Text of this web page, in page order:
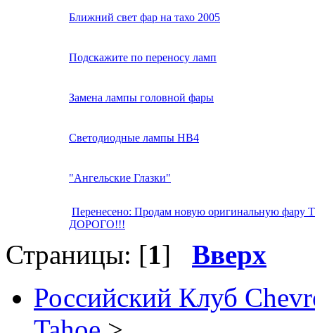
Ближний свет фар на тахо 2005
Подскажите по переносу ламп
Замена лампы головной фары
Светодиодные лампы HB4
"Ангельские Глазки"
Перенесено: Продам новую оригинальную фару
ДОРОГО!!!
Страницы: [1] Вверх
Российский Клуб